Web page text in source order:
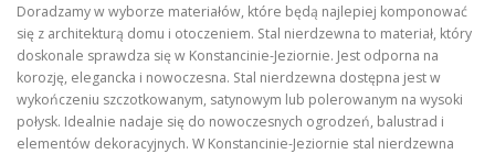
Doradzamy w wyborze materiałów, które będą najlepiej komponować
się z architekturą domu i otoczeniem. Stal nierdzewna to materiał, który
doskonale sprawdza się w Konstancinie-Jeziornie. Jest odporna na
korozję, elegancka i nowoczesna. Stal nierdzewna dostępna jest w
wykończeniu szczotkowanym, satynowym lub polerowanym na wysoki
połysk. Idealnie nadaje się do nowoczesnych ogrodzeń, balustrad i
elementów dekoracyjnych. W Konstancinie-Jeziornie stal nierdzewna